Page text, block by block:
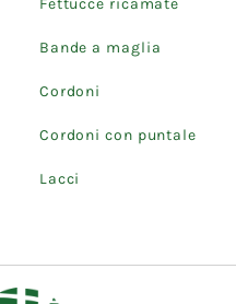
Bande a maglia
Cordoni
Cordoni con puntale
Lacci